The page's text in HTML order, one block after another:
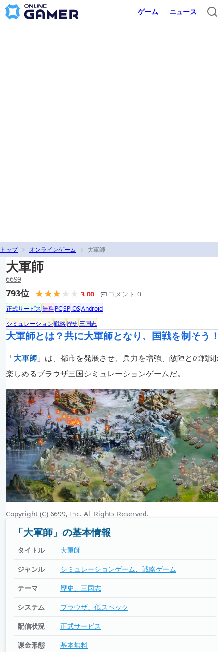
ゲーム ニュース
トップ オンラインゲーム 大軍師
大軍師
6699
793位 3.00 コメント 0
正式サービス無料PCSPiOSAndroid
シミュレーション戦略歴史 三国志
大軍師とは？共に大軍師となり、国戦を制そう
「大軍師 」は、都市を発展させ、兵力を増強、敵陣との戦
楽しめるブラウザ三国シミュレーションゲームだ。
Copyright (C) 6699, Inc. All Rights Reserved.
「大軍師」の基本情報
タイトル 大軍師
ジャンル シミュレーションゲーム 戦略ゲーム
テーマ 歴史 三国志
システム ブラウザ 低スペック
配信状況 正式サービス
課金形態 基本無料